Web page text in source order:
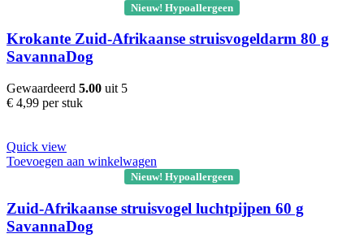
Nieuw! Hypoallergeen
Krokante Zuid-Afrikaanse struisvogeldarm 80 g
SavannaDog
Gewaardeerd 5.00 uit 5
€ 4,99 per stuk
Quick view
Toevoegen aan winkelwagen
Nieuw! Hypoallergeen
Zuid-Afrikaanse struisvogel luchtpijpen 60 g
SavannaDog